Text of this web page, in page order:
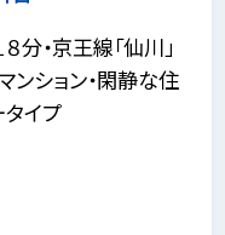
分・京王線「仙川」
ンション・閑静な住
イプ